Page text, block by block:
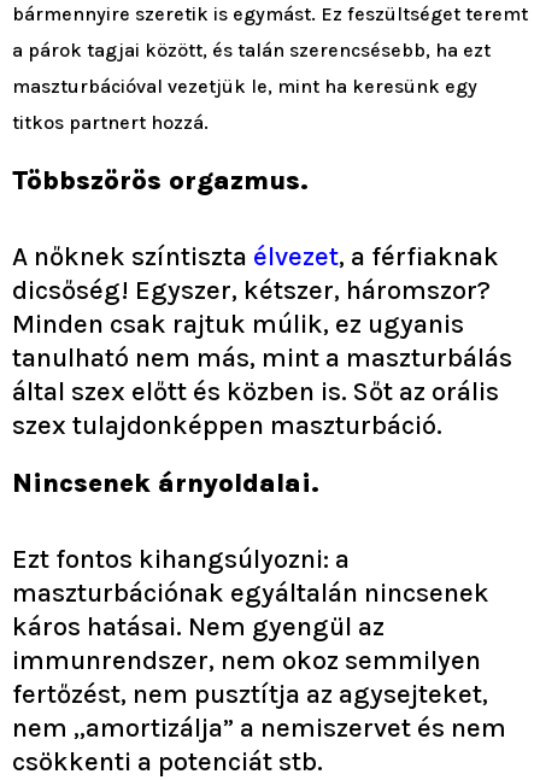
bármennyire szeretik is egymást. Ez feszültséget teremt
a párok tagjai között, és talán szerencsésebb, ha ezt
maszturbációval vezetjük le, mint ha keresünk egy
titkos partnert hozzá.
Többszörös orgazmus.
A nőknek színtiszta élvezet, a férfiaknak
dicsőség! Egyszer, kétszer, háromszor?
Minden csak rajtuk múlik, ez ugyanis
tanulható nem más, mint a maszturbálás
által szex előtt és közben is. Sőt az orális
szex tulajdonképpen maszturbáció.
Nincsenek árnyoldalai.
Ezt fontos kihangsúlyozni: a
maszturbációnak egyáltalán nincsenek
káros hatásai. Nem gyengül az
immunrendszer, nem okoz semmilyen
fertőzést, nem pusztítja az agysejteket,
nem ,,amortizálja” a nemiszervet és nem
csökkenti a potenciát stb.